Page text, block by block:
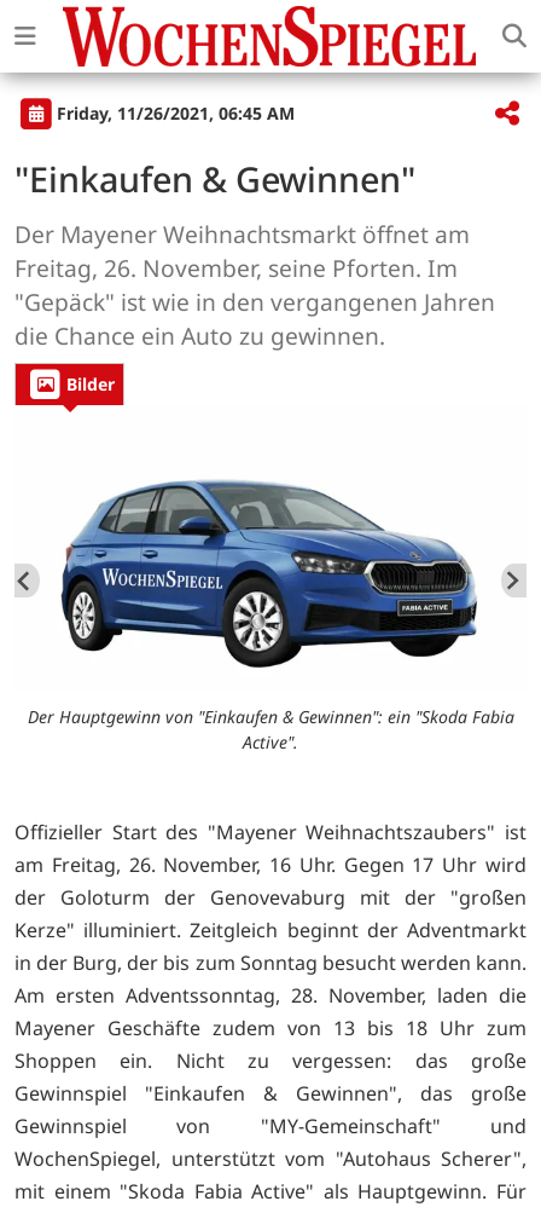
Friday, 11/26/2021, 06:45 AM
"Einkaufen & Gewinnen"
Der Mayener Weihnachtsmarkt öffnet am
Freitag, 26. November, seine Pforten. Im
"Gepäck" ist wie in den vergangenen Jahren
die Chance ein Auto zu gewinnen.
Bilder
Der Hauptgewinn von "Einkaufen & Gewinnen": ein "Skoda Fabia
Active".
Offizieller Start des "Mayener Weihnachtszaubers" ist
am Freitag, 26. November, 16 Uhr. Gegen 17 Uhr wird
der Goloturm der Genovevaburg mit der "großen
Kerze" illuminiert. Zeitgleich beginnt der Adventmarkt
in der Burg, der bis zum Sonntag besucht werden kann.
Am ersten Adventssonntag, 28. November, laden die
Mayener Geschäfte zudem von 13 bis 18 Uhr zum
Shoppen ein. Nicht zu vergessen: das große
Gewinnspiel "Einkaufen & Gewinnen", das große
Gewinnspiel von "MY-Gemeinschaft" und
WochenSpiegel, unterstützt vom "Autohaus Scherer",
mit einem "Skoda Fabia Active" als Hauptgewinn. Für